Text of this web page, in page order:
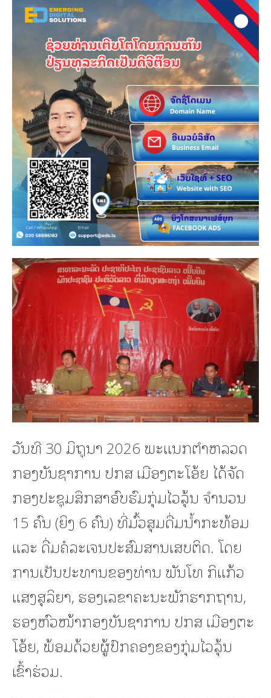
ວັນທີ 30 ມິຖຸນາ 2026 ພະແນກຕຳຫລວດ
ກອງບັນຊາການ ປກສ ເມືອງຕະໂອ້ຍ ໄດ້ຈັດ
ກອງປະຊຸມສຶກສາອົບຮົມກຸ່ມໄວລຸ້ນ ຈຳນວນ
15 ຄົນ (ຍິງ 6 ຄົນ) ທີ່ມົ້ວສຸມດື່ມນ້ຳກະທ້ອມ
ແລະ ດື່ມຄໍລະເຈນປະສົມສານເສບຕິດ. ໂດຍ
ການເປັນປະທານຂອງທ່ານ ພັນໂທ ກິແກ້ວ
ແສງສຸລິຍາ, ຮອງເລຂາຄະນະພັກຮາກຖານ,
ຮອງຫົວໜ້າກອງບັນຊາການ ປກສ ເມືອງຕະ
ໂອ້ຍ, ພ້ອມດ້ວຍຜູ້ປົກຄອງຂອງກຸ່ມໄວລຸ້ນ
ເຂົ້າຮ່ວມ.